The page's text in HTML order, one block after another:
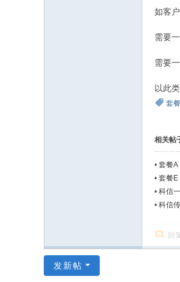
m.
C
如客
需要
需要
以此
套餐
相关帖
• 套餐A
• 套餐E
• 科信
• 科信
回
发新帖